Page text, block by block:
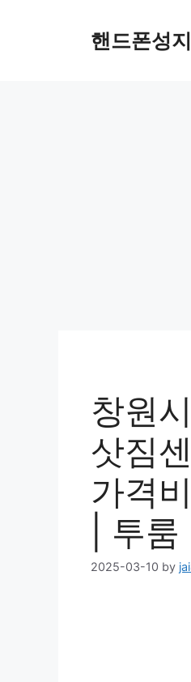
핸드폰성지
창원
삿짐
가격
| 투
2025-03-10 by